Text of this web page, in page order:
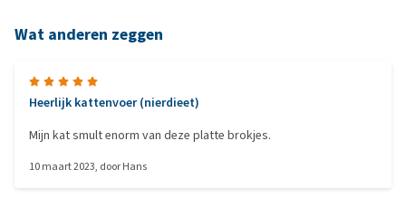
Wat anderen zeggen
Heerlijk kattenvoer (nierdieet)
Mijn kat smult enorm van deze platte brokjes.
10 maart 2023, doorHans